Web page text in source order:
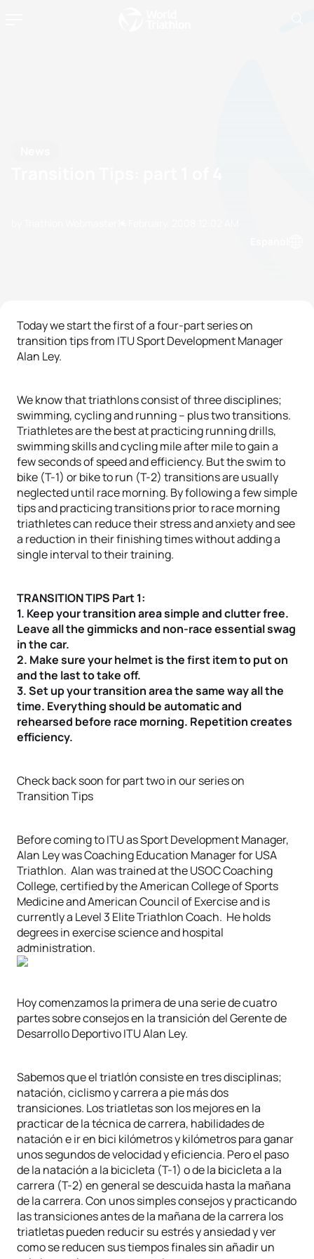
Today we start the first of a four-part series on
transition tips from ITU Sport Development Manager
Alan Ley.
We know that triathlons consist of three disciplines;
swimming, cycling and running – plus two transitions.
Triathletes are the best at practicing running drills,
swimming skills and cycling mile after mile to gain a
few seconds of speed and efficiency. But the swim to
bike (T-1) or bike to run (T-2) transitions are usually
neglected until race morning. By following a few simple
tips and practicing transitions prior to race morning
triathletes can reduce their stress and anxiety and see
a reduction in their finishing times without adding a
single interval to their training.
TRANSITION TIPS Part 1:
1. Keep your transition area simple and clutter free.
Leave all the gimmicks and non-race essential swag
in the car.
2. Make sure your helmet is the first item to put on
and the last to take off.
3. Set up your transition area the same way all the
time. Everything should be automatic and
rehearsed before race morning. Repetition creates
efficiency.
Check back soon for part two in our series on
Transition Tips
Before coming to ITU as Sport Development Manager,
Alan Ley was Coaching Education Manager for USA
Triathlon. Alan was trained at the USOC Coaching
College, certified by the American College of Sports
Medicine and American Council of Exercise and is
currently a Level 3 Elite Triathlon Coach. He holds
degrees in exercise science and hospital
administration.
Hoy comenzamos la primera de una serie de cuatro
partes sobre consejos en la transición del Gerente de
Desarrollo Deportivo ITU Alan Ley.
Sabemos que el triatlón consiste en tres disciplinas;
natación, ciclismo y carrera a pie más dos
transiciones. Los triatletas son los mejores en la
practicar de la técnica de carrera, habilidades de
natación e ir en bici kilómetros y kilómetros para ganar
unos segundos de velocidad y eficiencia. Pero el paso
de la natación a la bicicleta (T-1) o de la bicicleta a la
carrera (T-2) en general se descuida hasta la mañana
de la carrera. Con unos simples consejos y practicando
las transiciones antes de la mañana de la carrera los
triatletas pueden reducir su estrés y ansiedad y ver
como se reducen sus tiempos finales sin añadir un